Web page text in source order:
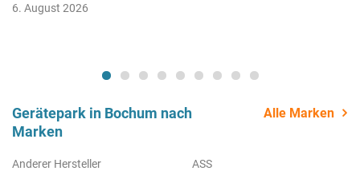
6. August 2026
Gerätepark in Bochum nach
Marken
Alle Marken
Anderer Hersteller
ASS